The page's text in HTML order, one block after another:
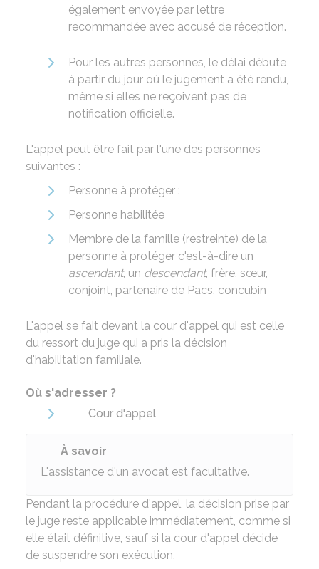
également envoyée par lettre
recommandée avec accusé de réception.
Pour les autres personnes, le délai débute
à partir du jour où le jugement a été rendu,
même si elles ne reçoivent pas de
notification officielle.
L'appel peut être fait par l'une des personnes
suivantes :
Personne à protéger :
Personne habilitée
Membre de la famille (restreinte) de la
personne à protéger c'est-à-dire un
ascendant, un descendant, frère, sœur,
conjoint, partenaire de Pacs, concubin
L'appel se fait devant la cour d'appel qui est celle
du ressort du juge qui a pris la décision
d'habilitation familiale.
Où s'adresser ?
Cour d'appel
À savoir
L'assistance d'un avocat est facultative.
Pendant la procédure d'appel, la décision prise par
le juge reste applicable immédiatement, comme si
elle était définitive, sauf si la cour d'appel décide
de suspendre son exécution.